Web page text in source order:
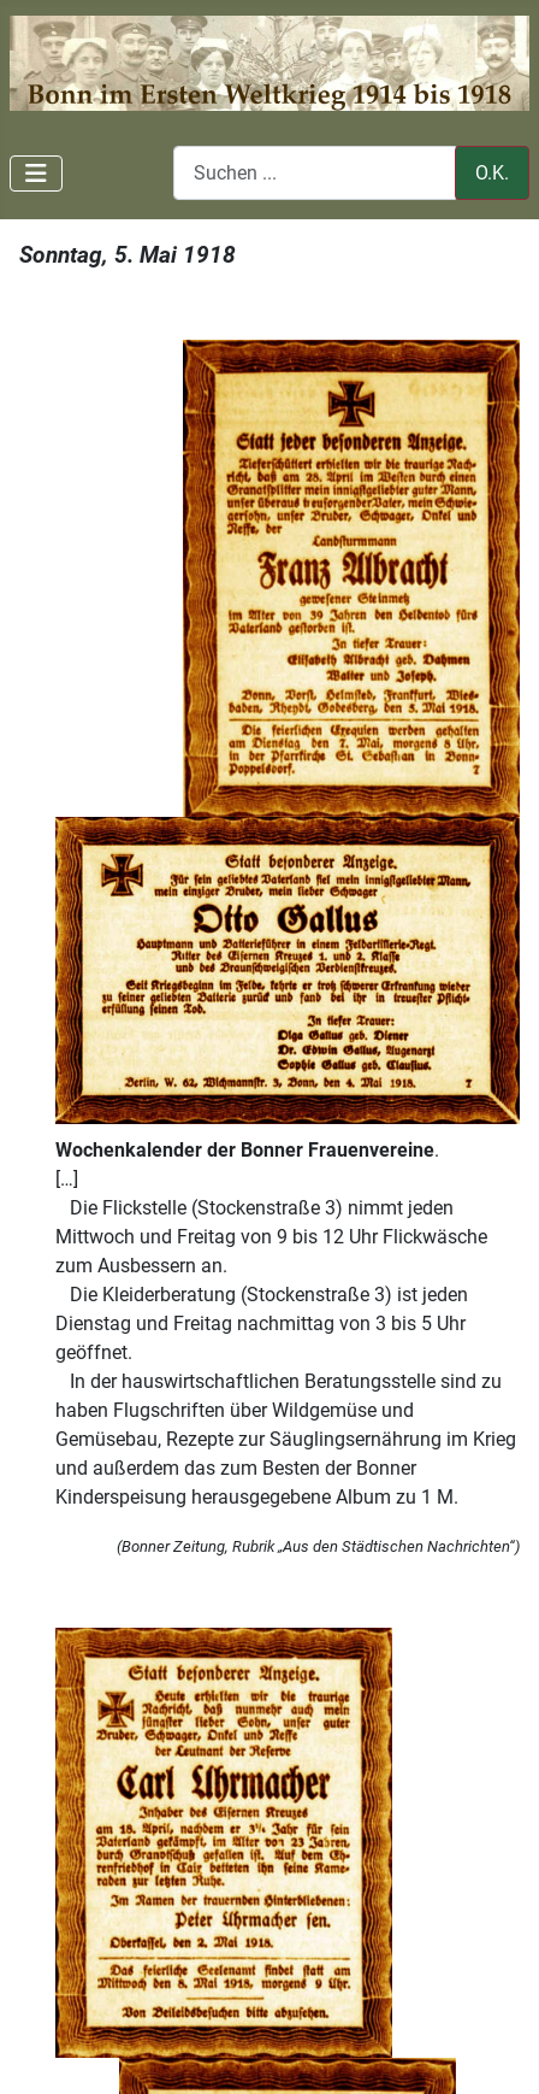
O.K.
Sonntag, 5. Mai 1918
Wochenkalender der Bonner Frauenvereine.
[…]
Die Flickstelle (Stockenstraße 3) nimmt jeden
Mittwoch und Freitag von 9 bis 12 Uhr Flickwäsche
zum Ausbessern an.
Die Kleiderberatung (Stockenstraße 3) ist jeden
Dienstag und Freitag nachmittag von 3 bis 5 Uhr
geöffnet.
In der hauswirtschaftlichen Beratungsstelle sind zu
haben Flugschriften über Wildgemüse und
Gemüsebau, Rezepte zur Säuglingsernährung im Krieg
und außerdem das zum Besten der Bonner
Kinderspeisung herausgegebene Album zu 1 M.
(Bonner Zeitung, Rubrik „Aus den Städtischen Nachrichten“)